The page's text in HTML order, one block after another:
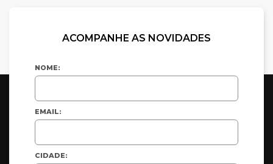
ACOMPANHE AS NOVIDADES
NOME:
EMAIL:
CIDADE: